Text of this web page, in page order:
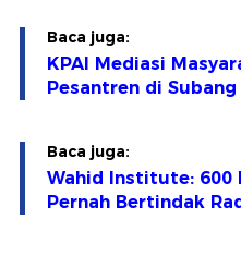
Baca juga:
KPAI Mediasi
Pesantren di Subang
Baca juga:
Wahid Institute: 600
Pernah Bertindak